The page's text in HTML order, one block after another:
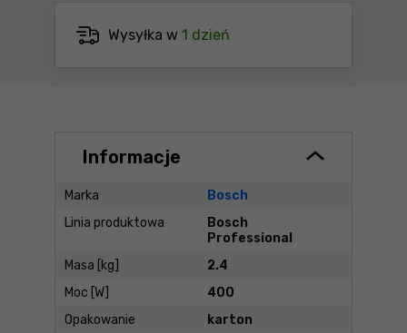
Wysyłka w 1 dzień
Informacje
Marka
Bosch
Linia produktowa
Bosch
Professional
Masa [kg]
2.4
Moc [W]
400
Opakowanie
karton